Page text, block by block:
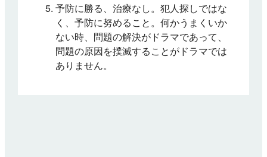
予防に勝る、治療なし。犯人探しではな
く、予防に努めること。何かうまくいか
ない時、問題の解決がドラマであって、
問題の原因を撲滅することがドラマでは
ありません。